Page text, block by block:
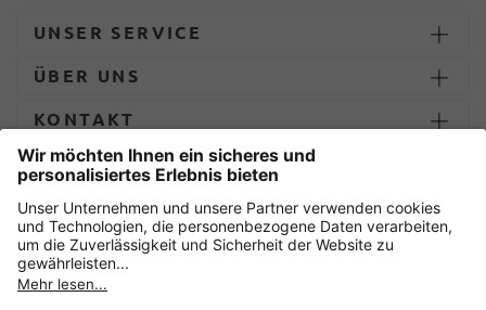
UNSER SERVICE
ÜBER UNS
KONTAKT
ZAHLUNG UND LIEFERUNG
Sicher einkaufen mit